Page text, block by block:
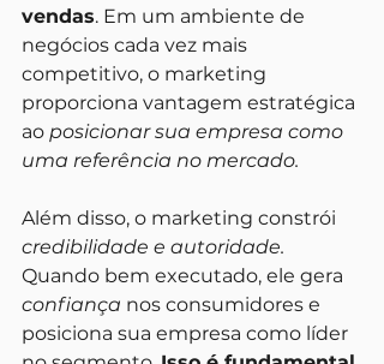
vendas. Em um ambiente de
negócios cada vez mais
competitivo, o marketing
proporciona vantagem estratégica
ao posicionar sua empresa como
uma referência no mercado.
Além disso, o marketing constrói
credibilidade e autoridade.
Quando bem executado, ele gera
confiança nos consumidores e
posiciona sua empresa como líder